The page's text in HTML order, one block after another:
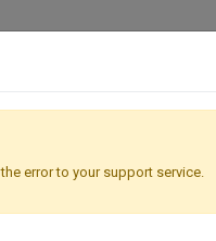
error to your support service.